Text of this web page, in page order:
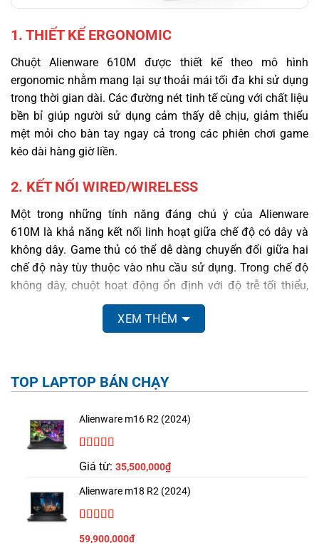
1. THIẾT KẾ ERGONOMIC
Chuột Alienware 610M được thiết kế theo mô hình
ergonomic nhằm mang lại sự thoải mái tối đa khi sử dụng
trong thời gian dài. Các đường nét tinh tế cùng với chất liệu
bền bỉ giúp người sử dụng cảm thấy dễ chịu, giảm thiểu
mệt mỏi cho bàn tay ngay cả trong các phiên chơi game
kéo dài hàng giờ liền.
2. KẾT NỐI WIRED/WIRELESS
Một trong những tính năng đáng chú ý của Alienware
610M là khả năng kết nối linh hoạt giữa chế độ có dây và
không dây. Game thủ có thể dễ dàng chuyển đổi giữa hai
chế độ này tùy thuộc vào nhu cầu sử dụng. Trong chế độ
không dây, chuột hoạt động ổn định với độ trễ tối thiểu,
giúp người chơi có thể tận hưởng trải nghiệm hoàn hảo mà
không lo về tình trạng gián đoạn.
Alienware 610M trang bị cảm biến quang học tiên tiến, cho
Điều này có nghĩa là chuột có thể nhận biết và di chuyển
chính xác đến từng milimet. Với mức DPI cao, game thủ có
– từ tốc độ nhanh trong các trò chơi hành động cho đến
độ chính xác cao trong các game chiến thuật.
4. NÚT BẤM TÙY CHỈNH
XEM THÊM
TOP LAPTOP BÁN CHẠY
Alienware m16 R2 (2024)
5.00
trên 5
dựa trên
3
Giá từ: 35,500,000₫
Alienware m18 R2 (2024)
59,900,000₫